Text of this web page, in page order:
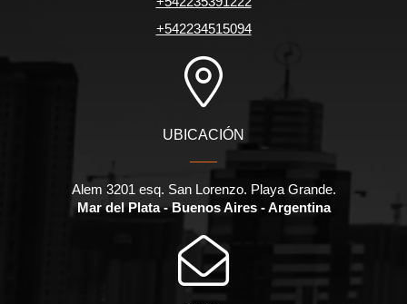
+542234515094
UBICACIÓN
Alem 3201 esq. San Lorenzo. Playa Grande.
Mar del Plata - Buenos Aires - Argentina